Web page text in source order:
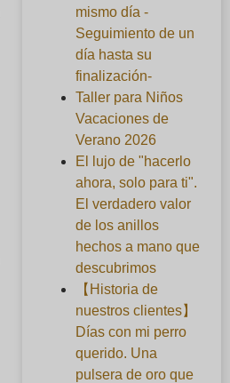
mismo día -
Seguimiento de un
día hasta su
finalización-
Taller para Niños
Vacaciones de
Verano 2026
El lujo de "hacerlo
ahora, solo para ti".
El verdadero valor
de los anillos
hechos a mano que
descubrimos
【Historia de
nuestros clientes】
Días con mi perro
querido. Una
pulsera de oro que